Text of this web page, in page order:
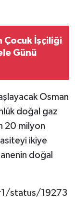
Çocuk İşçiliği
Günü
Osman
doğal gaz
20 milyon
ikiye
doğal
status/19273